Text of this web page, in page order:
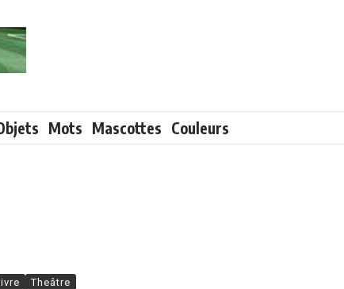
Mots Mascottes Couleurs
Theâtre